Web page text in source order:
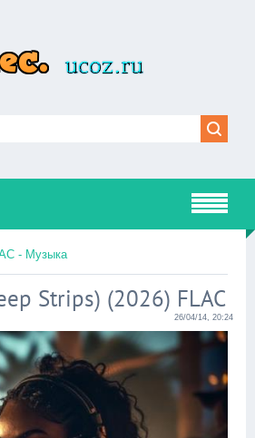
- Музыка
Strips) (2026) FLAC
26/04/14, 20:24